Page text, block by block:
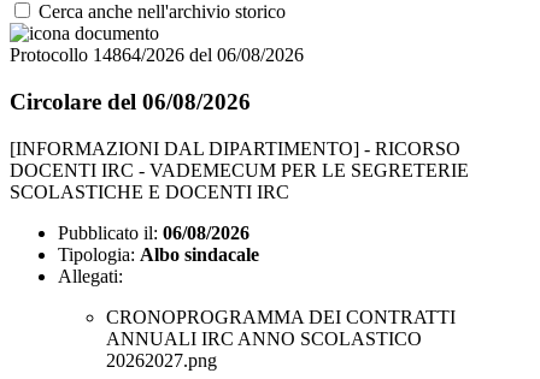
Cerca anche nell'archivio storico
Protocollo 14864/2026 del 06/08/2026
Circolare del 06/08/2026
[INFORMAZIONI DAL DIPARTIMENTO] - RICORSO
DOCENTI IRC - VADEMECUM PER LE SEGRETERIE
SCOLASTICHE E DOCENTI IRC
Pubblicato il: 06/08/2026
Tipologia: Albo sindacale
Allegati:
CRONOPROGRAMMA DEI CONTRATTI
ANNUALI IRC ANNO SCOLASTICO
20262027.png